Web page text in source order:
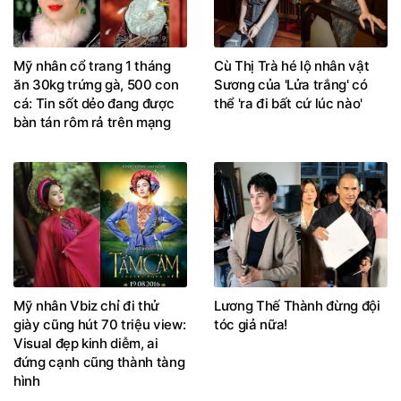
Mỹ nhân cổ trang 1 tháng
ăn 30kg trứng gà, 500 con
cá: Tin sốt dẻo đang được
bàn tán rôm rả trên mạng
Cù Thị Trà hé lộ nhân vật
Sương của 'Lửa trắng' có
thể 'ra đi bất cứ lúc nào'
Mỹ nhân Vbiz chỉ đi thử
giày cũng hút 70 triệu view:
Visual đẹp kinh diễm, ai
đứng cạnh cũng thành tàng
hình
Lương Thế Thành đừng đội
tóc giả nữa!